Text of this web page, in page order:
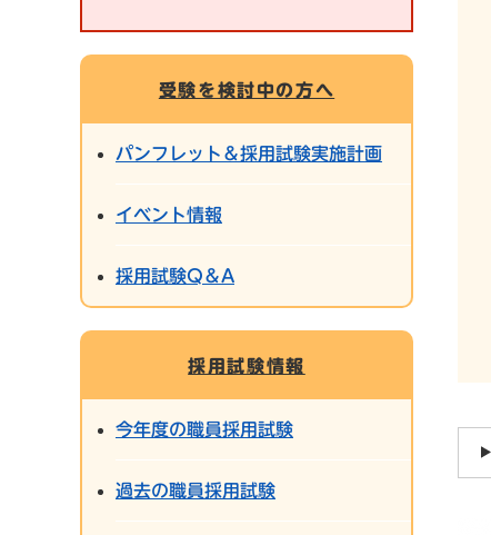
受験を検討中の方へ
パンフレット＆採用試験実施計画
イベント情報
採用試験Q＆A
採用試験情報
今年度の職員採用試験
過去の職員採用試験